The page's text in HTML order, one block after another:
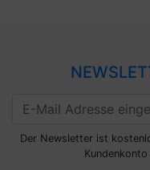
Der Newsletter ist